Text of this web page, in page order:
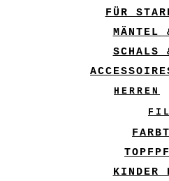
FÜR
MÄNTEL
SCHALS
HERREN
KINDER